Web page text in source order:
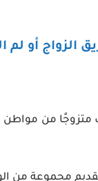
أو لم
متزوجًا من مواطن
مجموعة من